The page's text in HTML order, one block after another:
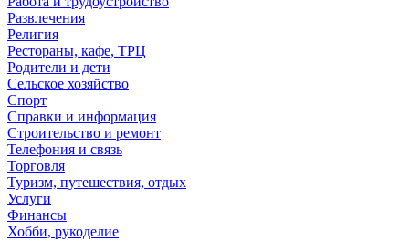
Развлечения
Религия
Рестораны, кафе, ТРЦ
Родители и дети
Сельское хозяйство
Спорт
Справки и информация
Строительство и ремонт
Телефония и связь
Торговля
Туризм, путешествия, отдых
Услуги
Финансы
Хобби, рукоделие